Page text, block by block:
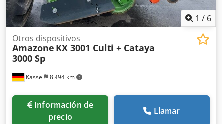
1 / 6
Kassel 8.494 km
Otros dispositivos
Amazone KX 3001 Culti + Cataya
3000 Sp
Información de
precio
Llamar